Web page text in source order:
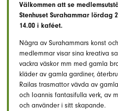
Välkommen att se
Stenhuset Surahammar lördag
14.00 i kaféet.
Några av Surahammars konst
medlemmar visar sina kreativa
vackra väskor mm med gamla
kläder av gamla gardiner,
Railas trasmattor vävda av
och Ioannis fantasifulla verk, av
och använder i sitt skapande.